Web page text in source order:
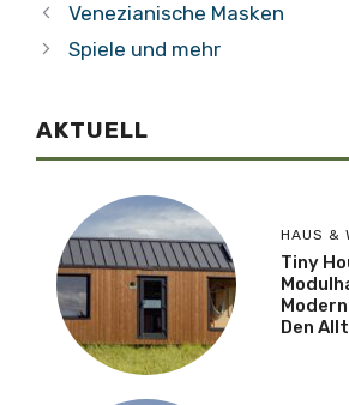
Venezianische Masken
Spiele und mehr
AKTUELL
HAUS &
Tiny
Den